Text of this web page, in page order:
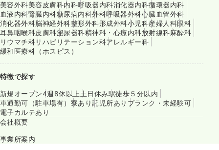
美容外科美容皮膚科内科呼吸器内科消化器内科循環器内科
血液内科腎臓内科糖尿病内科外科呼吸器外科心臓血管外科
消化器外科脳神経外科整形外科形成外科小児科産婦人科眼科
耳鼻咽喉科皮膚科泌尿器科精神科・心療内科放射線科麻酔科
リウマチ科リハビリテーション科アレルギー科
緩和医療科（ホスピス）
特徴で探す
新規オープン4週8休以上 土日休み駅徒歩５分以内
車通勤可（駐車場有） 寮あり託児所あり ブランク・未経験可
電子カルテあり
会社概要
事業所案内